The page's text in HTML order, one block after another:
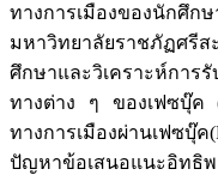
ทางการเมืองของนักศึก
มหาวิทยาลัยราชภัฏศรี
ศึกษาและวิเคราะห์การ
ทางต่าง ๆ ของเฟซบุ๊ค
ทางการเมืองผ่านเฟซบุ๊
ปัญหาข้อเสนอแนะอิทธิพ